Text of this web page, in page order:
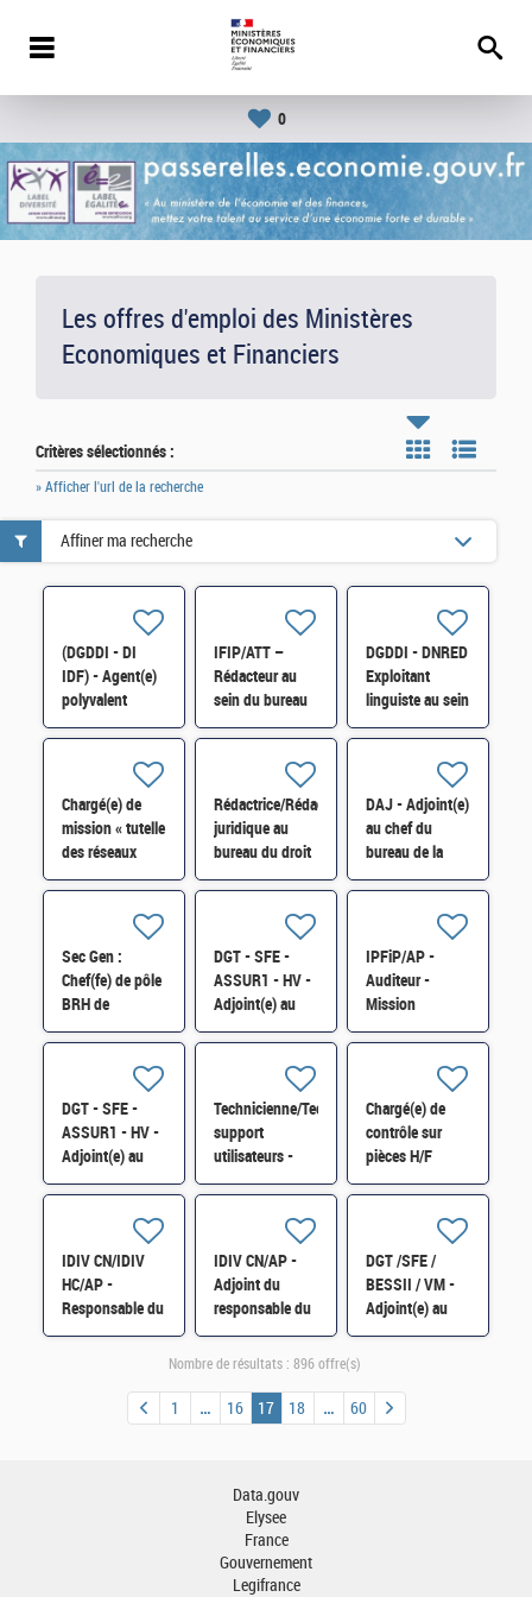
0
Les offres d'emploi des Ministères
Economiques et Financiers
Critères sélectionnés :
» Afficher l'url de la recherche
(DGDDI - DI
IDF) - Agent(e)
polyvalent
maintenance/
de l'Unité de
Soutien (cat. C)
H/F
IFIP/ATT –
Rédacteur au
sein du bureau
animation de la
professionnels
H/F
DGDDI - DNRED
Exploitant
linguiste au sein
du groupement
de contrôle H/F
Chargé(e) de
mission « tutelle
des réseaux
consulaires et
automobile et
mobilité H/F
Rédactrice/Rédacteur
juridique au
bureau du droit
privé général
DAJ - Adjoint(e)
au chef du
bureau de la
réglementation
publique H/F
Sec Gen :
Chef(fe) de pôle
BRH de
Proximité (BRH
DGT - SFE -
ASSUR1 - HV -
Adjoint(e) au
chef bureau H/F
IPFiP/AP -
Auditeur -
Mission
Départementale
Risques et Audit
H/F
DGT - SFE -
ASSUR1 - HV -
Adjoint(e) au
chef bureau H/F
Technicienne/Technicien
support
utilisateurs -
D44 - ESI 49
Chargé(e) de
contrôle sur
pièces H/F
IDIV CN/IDIV
HC/AP -
Responsable du
pôle "Comptes
IDIV CN/AP -
Adjoint du
responsable du
Service
Départemental
fonciers - H/F
DGT /SFE /
BESSII / VM -
Adjoint(e) au
responsable du
Affiner ma recherche
Nombre de résultats : 896 offre(s)
1 16 17 18 60
Data.gouv
Elysee
France
Gouvernement
Legifrance